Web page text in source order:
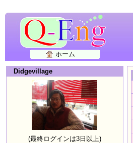
ホーム
Didgevillage
(最終ログインは3日以上)